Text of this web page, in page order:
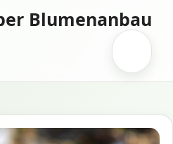
Blumenanbau